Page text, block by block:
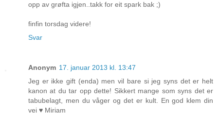
opp av grøfta igjen..takk for eit spark bak ;)
finfin torsdag videre!
Svar
Anonym 17. januar 2013 kl. 13:47
Jeg er ikke gift (enda) men vil bare si jeg syns det er helt
kanon at du tar opp dette! Sikkert mange som syns det er
tabubelagt, men du våger og det er kult. En god klem din
vei ♥ Miriam